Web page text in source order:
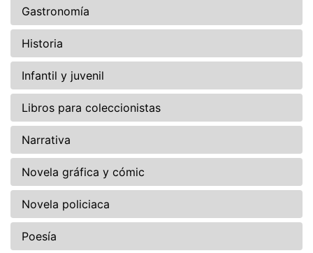
Gastronomía
Historia
Infantil y juvenil
Libros para coleccionistas
Narrativa
Novela gráfica y cómic
Novela policiaca
Poesía